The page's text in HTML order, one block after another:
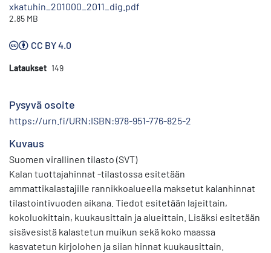
xkatuhin_201000_2011_dig.pdf
2.85 MB
CC BY 4.0
Lataukset 149
Pysyvä osoite
https://urn.fi/URN:ISBN:978-951-776-825-2
Kuvaus
Suomen virallinen tilasto (SVT)
Kalan tuottajahinnat -tilastossa esitetään
ammattikalastajille rannikkoalueella maksetut kalanhinnat
tilastointivuoden aikana. Tiedot esitetään lajeittain,
kokoluokittain, kuukausittain ja alueittain. Lisäksi esitetään
sisävesistä kalastetun muikun sekä koko maassa
kasvatetun kirjolohen ja siian hinnat kuukausittain.